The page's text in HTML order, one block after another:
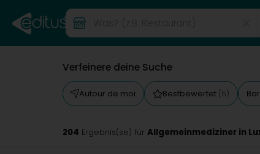
Verfeinere deine Suche
Autour de moi Bestbewertet (6)
204 Ergebnis(se) für Allgemeinmediziner in